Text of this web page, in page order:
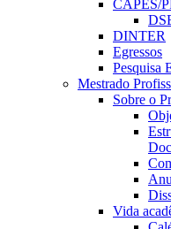
CAPES/
DINTER
Egressos
Pesquisa
Mestrado
Sobre o
Vida